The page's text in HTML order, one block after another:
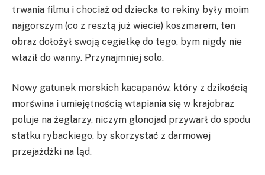
trwania filmu i chociaż od dziecka to rekiny były moim
najgorszym (co z resztą już wiecie) koszmarem, ten
obraz dołożył swoją cegiełkę do tego, bym nigdy nie
właził do wanny. Przynajmniej solo.
Nowy gatunek morskich kacapanów, który z dzikością
morświna i umiejętnością wtapiania się w krajobraz
poluje na żeglarzy, niczym glonojad przywarł do spodu
statku rybackiego, by skorzystać z darmowej
przejażdżki na ląd.